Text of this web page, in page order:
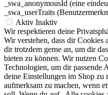
_swa_anonymousId (eine
_swa_userTraits
Aktiv Inaktiv
Wir respektieren deine
Wir verstehen, dass dir Cookies
dir trotzdem gerne an, um dir
bieten zu können. Wir nutzen
Technologien, um dir passende
deine Einstellungen im Shop zu
aufmerksam zu machen, wenn